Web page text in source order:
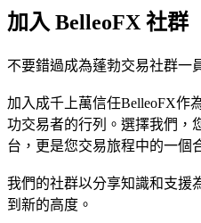
加入 BelleoFX 社群
不要錯過成為蓬勃交易社群一
加入成千上萬信任BelleoFX作
功交易者的行列。選擇我們，
台，更是您交易旅程中的一個
我們的社群以分享知識和支援
到新的高度。